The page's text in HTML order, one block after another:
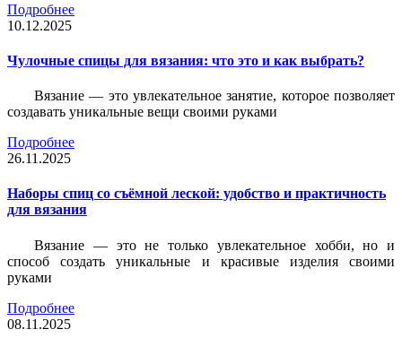
Подробнее
10.12.2025
Чулочные спицы для вязания: что это и как выбрать?
Вязание — это увлекательное занятие, которое позволяет
создавать уникальные вещи своими руками
Подробнее
26.11.2025
Наборы спиц со съёмной леской: удобство и практичность
для вязания
Вязание — это не только увлекательное хобби, но и
способ создать уникальные и красивые изделия своими
руками
Подробнее
08.11.2025